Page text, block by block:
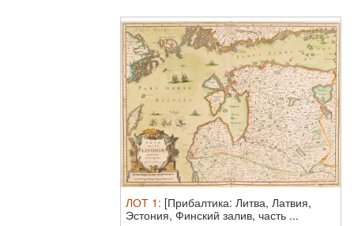
ЛОТ 1 : [Прибалтика: Литва, Латвия,
Эстония, Финский залив, часть ...